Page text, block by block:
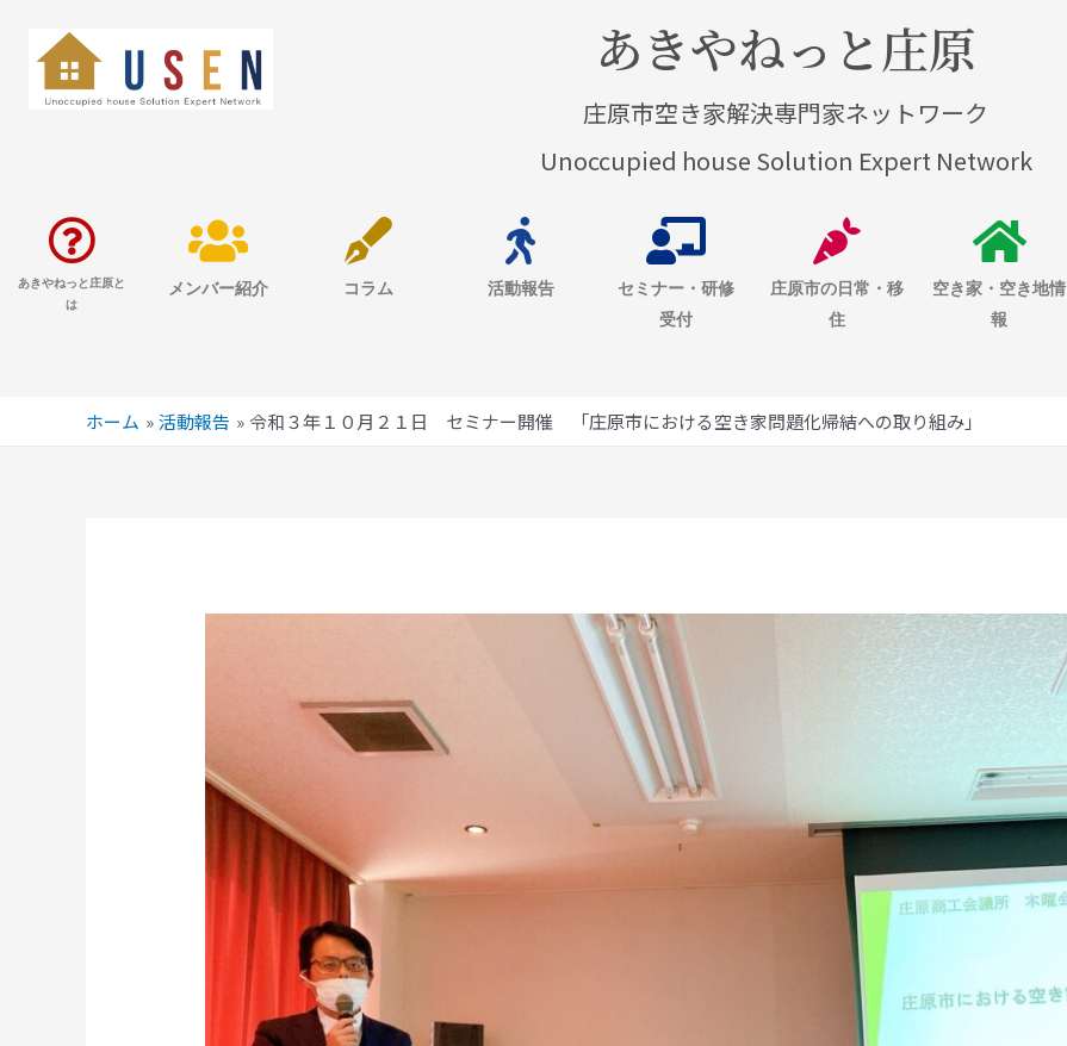
あきやねっと庄原
庄原市空き家解決専門家ネットワーク
Unoccupied house Solution Expert Network
あきやねっと庄原と
は
メンバー紹介 コラム 活動報告
セミナー・研修
受付
庄原市の日常・移
住
空き家・空き地情
報
ホーム 活動報告 令和３年１０月２１日 セミナー開催 「庄原市における空き家問題化帰結への取り組み」